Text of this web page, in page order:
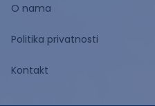
O nama
Politika privatnosti
Kontakt